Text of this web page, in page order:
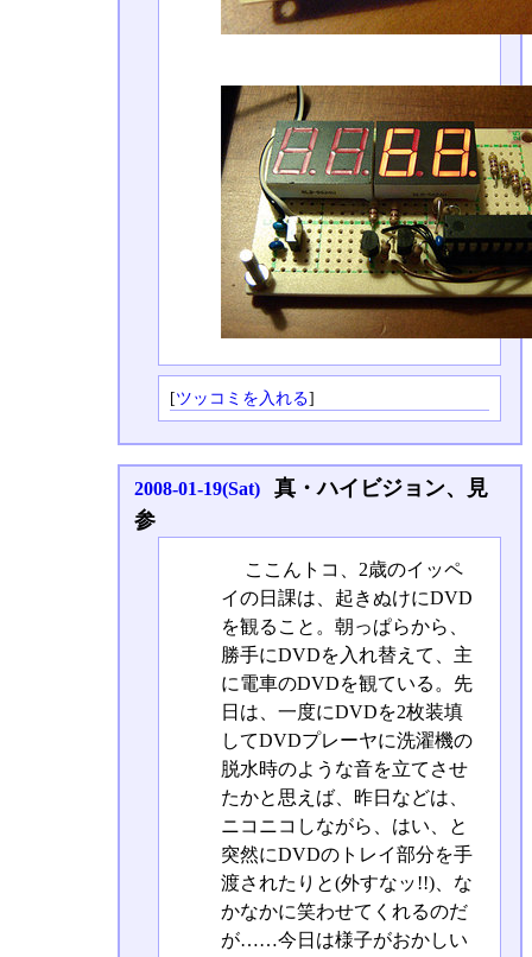
[ツッコミを入れる]
2008-01-19(Sat)
真・ハイビジョン、見
参
ここんトコ、2歳のイッペ
イの日課は、起きぬけにDVD
を観ること。朝っぱらから、
勝手にDVDを入れ替えて、主
に電車のDVDを観ている。先
日は、一度にDVDを2枚装填
してDVDプレーヤに洗濯機の
脱水時のような音を立てさせ
たかと思えば、昨日などは、
ニコニコしながら、はい、と
突然にDVDのトレイ部分を手
渡されたりと(外すなッ!!)、な
かなかに笑わせてくれるのだ
が……今日は様子がおかしい